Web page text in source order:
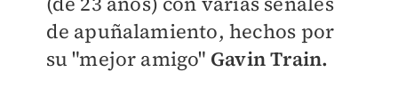
de apuñalamiento, hechos por
su "mejor amigo" Gavin Train.